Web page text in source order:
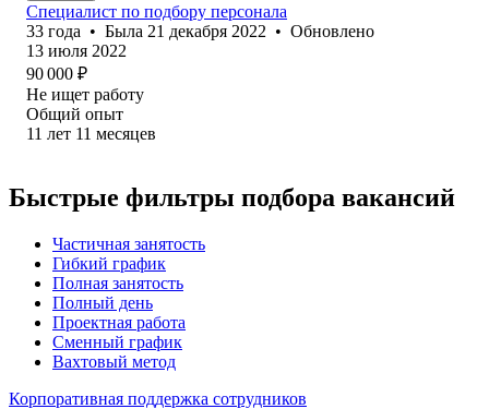
Специалист по подбору персонала
33 года • Была 21 декабря 2022 • Обновлено
13 июля 2022
90 000 ₽
Не ищет работу
Общий опыт
11 лет 11 месяцев
Быстрые фильтры подбора вакансий
Частичная занятость
Гибкий график
Полная занятость
Полный день
Проектная работа
Сменный график
Вахтовый метод
Корпоративная поддержка сотрудников